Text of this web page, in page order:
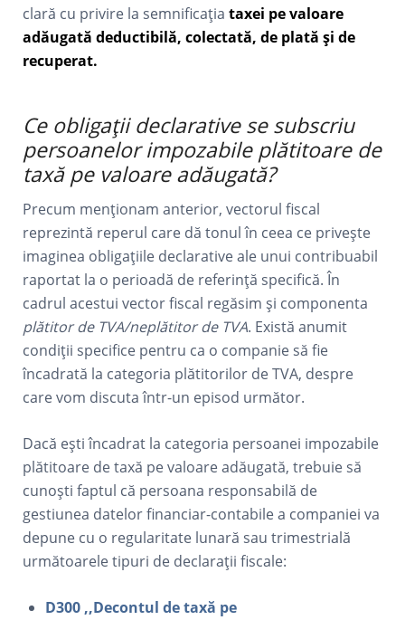
clară cu privire la semnificațiataxei pe valoare
adăugată deductibilă, colectată, de plată și de
recuperat.
Ce obligații declarative se subscriu
persoanelor impozabile plătitoare de
taxă pe valoare adăugată?
Precum menționam anterior, vectorul fiscal
reprezintă reperul care dă tonul în ceea ce privește
imaginea obligațiile declarative ale unui contribuabil
raportat la o perioadă de referință specifică. În
cadrul acestui vector fiscal regăsim și componenta
plătitor de TVA/neplătitor de TVA. Există anumit
condiții specifice pentru ca o companie să fie
încadrată la categoria plătitorilor de TVA, despre
care vom discuta într-un episod următor.
Dacă ești încadrat la categoria persoanei impozabile
plătitoare de taxă pe valoare adăugată, trebuie să
cunoști faptul că persoana responsabilă de
gestiunea datelor financiar-contabile a companiei va
depune cu o regularitate lunară sau trimestrială
următoarele tipuri de declarații fiscale:
D300 ,,Decontul de taxă pe